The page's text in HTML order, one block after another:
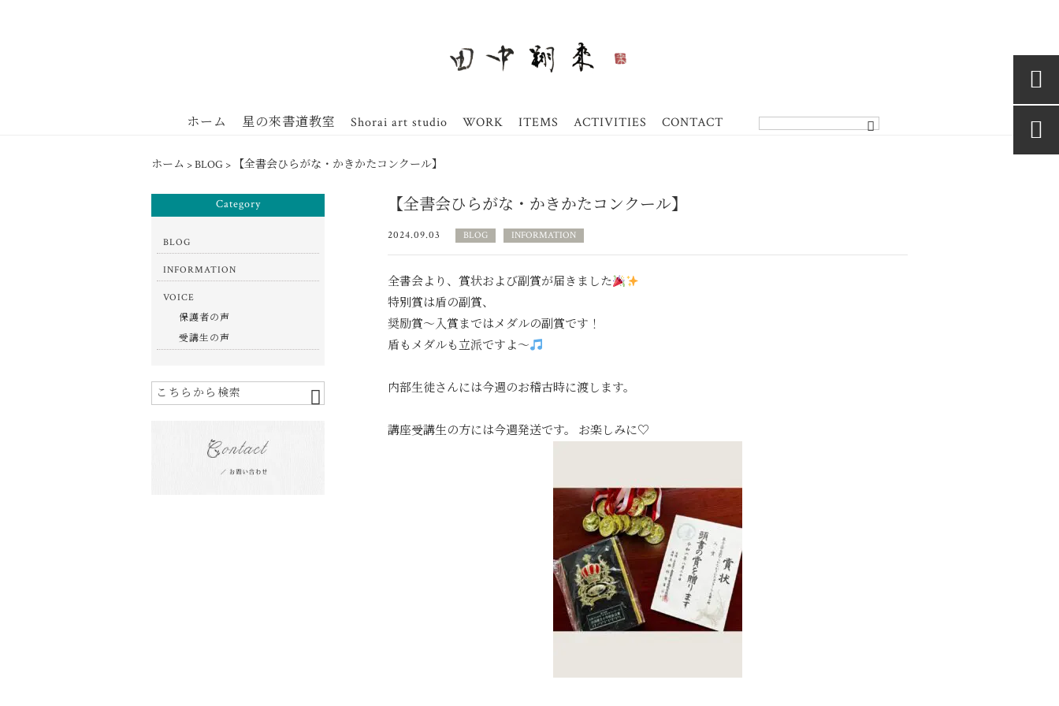
ホーム 星の來書道教室 Shorai art studio WORK ITEMS ACTIVITIES CONTACT
ホーム >BLOG > 【全書会ひらがな・かきかたコンクール】
【全書会ひらがな・かきかたコンクール】
2024.09.03 BLOG INFORMATION
全書会より、賞状および副賞が届きました
特別賞は盾の副賞、
奨励賞〜入賞まではメダルの副賞です！
盾もメダルも立派ですよ〜
内部生徒さんには今週のお稽古時に渡します。
講座受講生の方には今週発送です。 お楽しみに♡
Category
BLOG
INFORMATION
VOICE
保護者の声
受講生の声

